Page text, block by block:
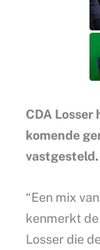
CDA
komende
vastgesteld.
“Een mix
kenmerkt
Losser die